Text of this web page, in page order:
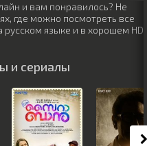
и вам понравилось? Не
где можно посмотреть все
языке и в хорошем HD
и сериалы